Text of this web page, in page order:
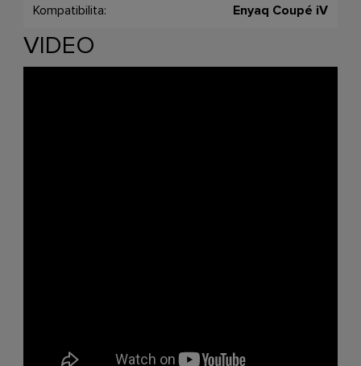
Kompatibilita: Enyaq Coupé iV
VIDEO